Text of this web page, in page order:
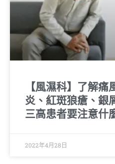
【風濕科】了解
炎、紅斑狼瘡、銀
三高患者要注意什
2022年4月28日